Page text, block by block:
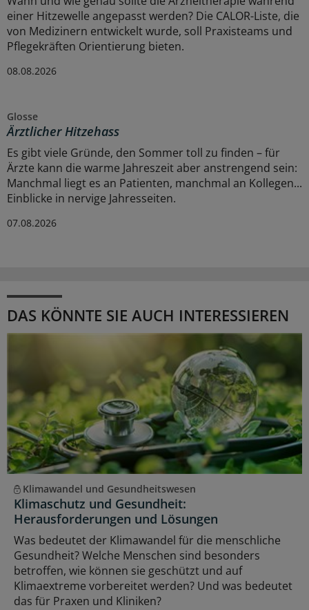
einer Hitzewelle angepasst werden? Die CALOR-Liste, die
von Medizinern entwickelt wurde, soll Praxisteams und
Pflegekräften Orientierung bieten.
08.08.2026
Glosse
Ärztlicher Hitzehass
Es gibt viele Gründe, den Sommer toll zu finden – für
Ärzte kann die warme Jahreszeit aber anstrengend sein:
Manchmal liegt es an Patienten, manchmal an Kollegen...
Einblicke in nervige Jahresseiten.
07.08.2026
DAS KÖNNTE SIE AUCH INTERESSIEREN
Klimawandel und Gesundheitswesen
Klimaschutz und Gesundheit:
Herausforderungen und Lösungen
Was bedeutet der Klimawandel für die menschliche
Gesundheit? Welche Menschen sind besonders
betroffen, wie können sie geschützt und auf
Klimaextreme vorbereitet werden? Und was bedeutet
das für Praxen und Kliniken?